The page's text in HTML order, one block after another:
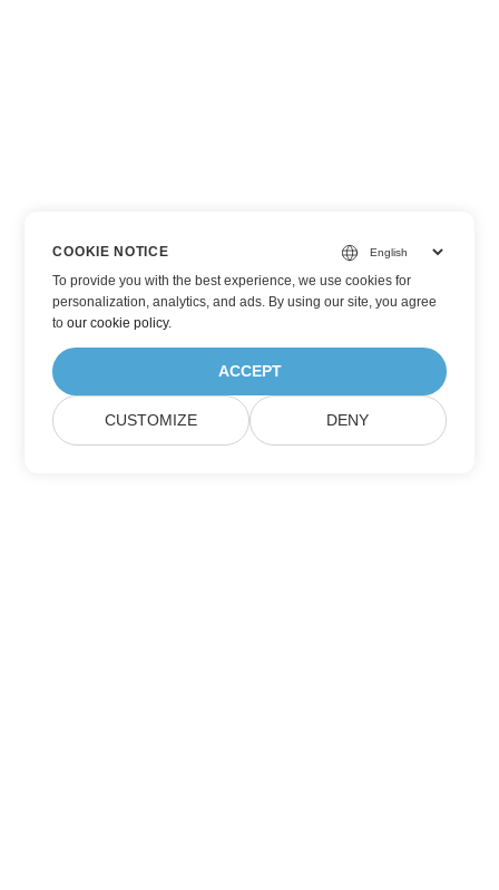
COOKIE NOTICE
To provide you with the best experience, we use cookies for
personalization, analytics, and ads. By using our site, you agree
toour cookie policy.
ACCEPT
CUSTOMIZE DENY